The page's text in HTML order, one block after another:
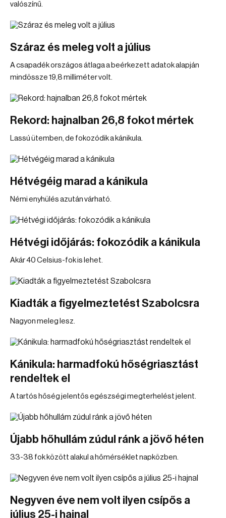
valószínű.
Száraz és meleg volt a július
A csapadék országos átlaga a beérkezett adatok alapján
mindössze 19,8 milliméter volt.
Rekord: hajnalban 26,8 fokot mértek
Lassú ütemben, de fokozódik a kánikula.
Hétvégéig marad a kánikula
Némi enyhülés azután várható.
Hétvégi időjárás: fokozódik a kánikula
Akár 40 Celsius-fok is lehet.
Kiadták a figyelmeztetést Szabolcsra
Nagyon meleg lesz.
Kánikula: harmadfokú hőségriasztást
rendeltek el
A tartós hőség jelentős egészségi megterhelést jelent.
Újabb hőhullám zúdul ránk a jövő héten
33-38 fok között alakul a hőmérséklet napközben.
Negyven éve nem volt ilyen csípős a
július 25-i hajnal